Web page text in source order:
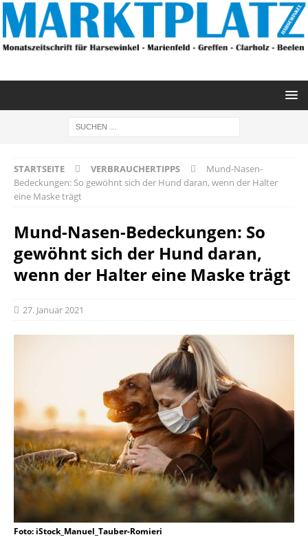
STARTSEITE VERBRAUCHERTIPPS
Mund-Nasen-
Bedeckungen: So gewöhnt sich der Hund daran, wenn der Halter
eine Maske trägt
Mund-Nasen-Bedeckungen: So
gewöhnt sich der Hund daran,
wenn der Halter eine Maske trägt
27. Januar 2021
Foto: iStock_Manuel_Tauber-Romieri